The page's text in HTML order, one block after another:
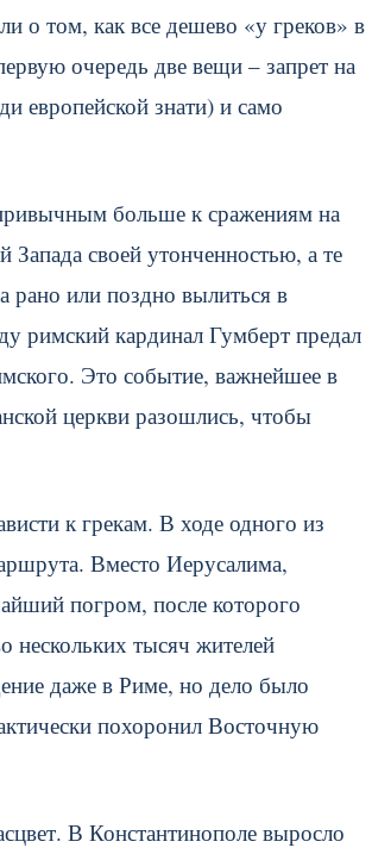
о том, как все дешево «у греков» в
очередь две вещи – запрет на
европейской знати) и само
больше к сражениям на
своей утонченностью, а те
рано или поздно вылиться в
римский кардинал Гумберт предал
Это событие, важнейшее в
церкви разошлись, чтобы
к грекам. В ходе одного из
Вместо Иерусалима,
погром, после которого
нескольких тысяч жителей
даже в Риме, но дело было
похоронил Восточную
В Константинополе выросло